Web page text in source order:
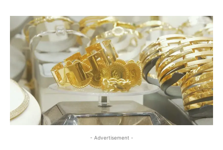
- Advertisement -